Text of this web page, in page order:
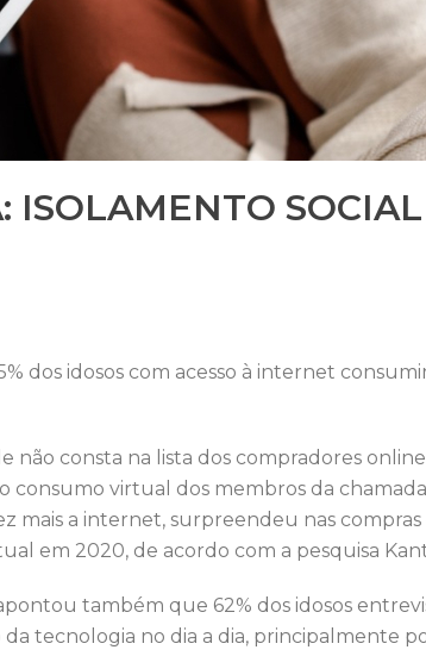
ISOLAMENTO
dos idosos com acesso à internet
consta na lista dos compradores
consumo virtual dos membros da
mais a internet, surpreendeu nas compras
em 2020, de acordo com a pesquisa
também que 62% dos idosos
tecnologia no dia a dia, principalmente